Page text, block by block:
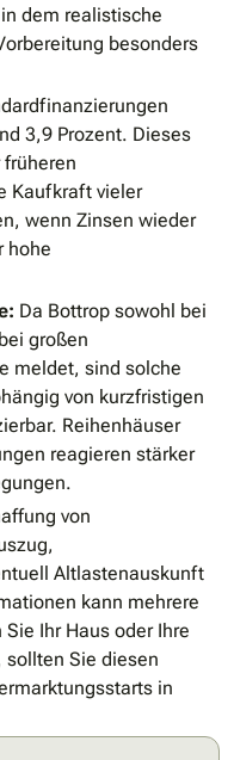
dem realistische
besonders
3,9 Prozent. Dieses
Kaufkraft vieler
wenn Zinsen wieder
hohe
Da Bottrop sowohl bei
großen
meldet, sind solche
von kurzfristigen
Reihenhäuser
reagieren stärker
von
Altlastenauskunft
kann mehrere
Ihr Haus oder Ihre
sollten Sie diesen
in